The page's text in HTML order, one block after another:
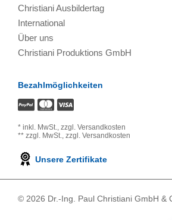
Christiani Ausbildertag
International
Über uns
Christiani Produktions GmbH
Bezahlmöglichkeiten
* inkl. MwSt., zzgl. Versandkosten
** zzgl. MwSt., zzgl. Versandkosten
Unsere Zertifikate
© 2026 Dr.-Ing. Paul Christiani GmbH &